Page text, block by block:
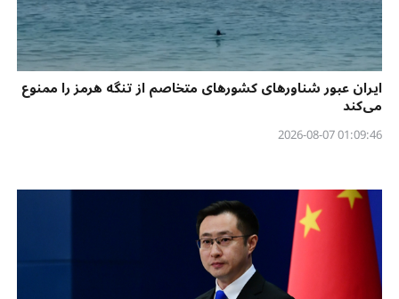
ایران عبور شناورهای کشورهای متخاصم از تنگه هرمز را ممنوع
می‌کند
01:09:46 2026-08-07